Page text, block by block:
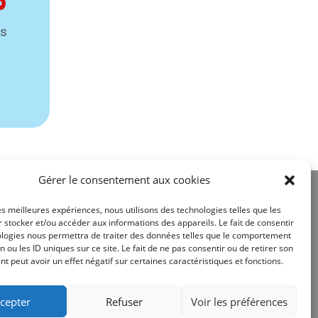
Gérer le consentement aux cookies
meilleures expériences, nous utilisons des technologies telles que les
stocker et/ou accéder aux informations des appareils. Le fait de consentir
nous permettra de traiter des données telles que le comportement
ou les ID uniques sur ce site. Le fait de ne pas consentir ou de retirer son
peut avoir un effet négatif sur certaines caractéristiques et fonctions.
Refuser Voir les préférences
Site réalisé par